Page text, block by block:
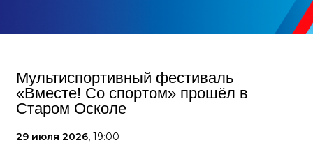
Мультиспортивный фестиваль
«Вместе! Со спортом» прошёл в
Старом Осколе
29 июля 2026, 19:00